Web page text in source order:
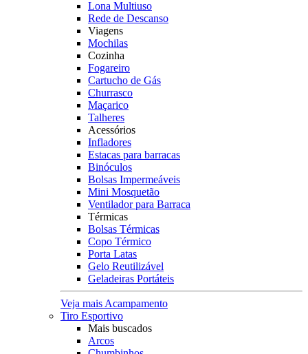
Lona Multiuso
Rede de Descanso
Viagens
Mochilas
Cozinha
Fogareiro
Cartucho de Gás
Churrasco
Maçarico
Talheres
Acessórios
Infladores
Estacas para barracas
Binóculos
Bolsas Impermeáveis
Mini Mosquetão
Ventilador para Barraca
Térmicas
Bolsas Térmicas
Copo Térmico
Porta Latas
Gelo Reutilizável
Geladeiras Portáteis
Veja mais Acampamento
Tiro Esportivo
Mais buscados
Arcos